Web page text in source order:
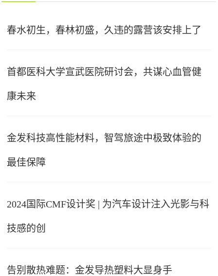
春水初生，春林初盛，久违的露营该安排上了
首都医科大学宣武医院研讨会，共谋心血管健
康未来
金发科技高性能材料，智驾旅途中极致体验的
最佳保障
2024国际CMF设计奖 | 为汽车设计注入光影与科
技感的创
告别散热难题：金发导热塑料大显身手